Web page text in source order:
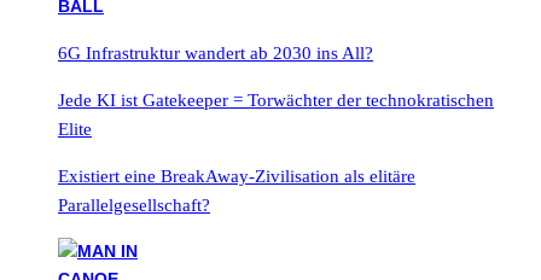
6G Infrastruktur wandert ab 2030 ins All?
Jede KI ist Gatekeeper = Torwächter der technokratischen
Elite
Existiert eine BreakAway-Zivilisation als elitäre
Parallelgesellschaft?